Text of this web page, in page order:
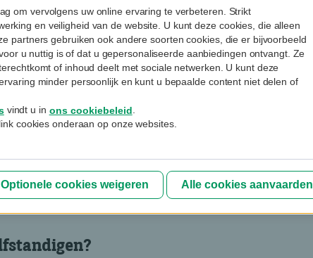
vóór 62 jaar
onvolledige loopbaan, mogen hun
op 60- of 61-jarige leeftijd. Dit heeft echter
uit de groepsverzekering tot gevolg.
als ze het pensioenkapitaal opnemen op
belastingtarief is bedoeld om het effect
en de ontbrekende bijdragejaren te
om vervolgens uw online ervaring te verbeteren. Strikt
en veiligheid van de website. U kunt deze cookies, die alleen
partners gebruiken ook andere soorten cookies, die er bijvoorbeeld
u nuttig is of dat u gepersonaliseerde aanbiedingen ontvangt. Ze
of inhoud deelt met sociale netwerken. U kunt deze
minder persoonlijk en kunt u bepaalde content niet delen of
vindt u in ons cookiebeleid
cookies onderaan op onze websites.
Optionele cookies weigeren Alle cookies aanvaarden